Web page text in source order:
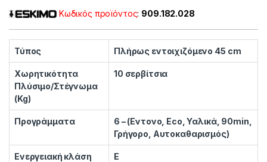
Κωδικός προϊόντος: 909.182.028
Τύπος Πλήρως εντοιχιζόμενο 45 cm
Χωρητικότητα
Πλύσιμο/Στέγνωμα
(Kg)
10 σερβίτσια
Προγράμματα
6 – (Εντονο, Εco, Υαλικά, 90min,
Γρήγορο, Αυτοκαθαρισμός)
Ενεργειακή κλάση Ε